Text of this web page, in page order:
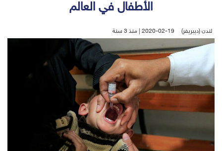
الأطفال في العالم
لندن (ديبريفر) 2020-02-19 | منذ 3 سنة